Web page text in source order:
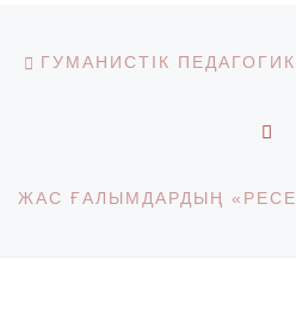
Post navigation
ГУМАНИСТІК